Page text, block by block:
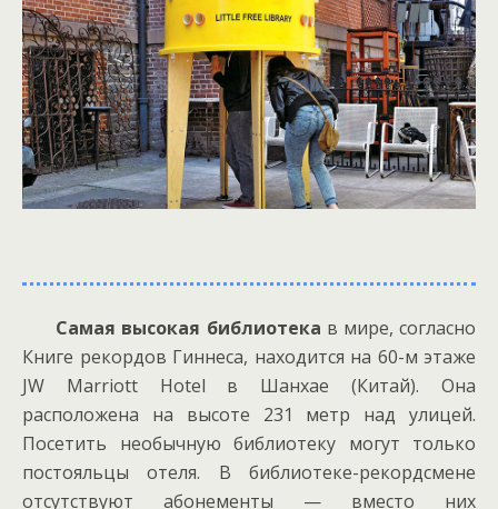
Самая высокая библиотека в мире, согласно
Книге рекордов Гиннеса, находится на 60-м этаже
JW Marriott Hotel в Шанхае (Китай). Она
расположена на высоте 231 метр над улицей.
Посетить необычную библиотеку могут только
постояльцы отеля. В библиотеке-рекордсмене
отсутствуют абонементы — вместо них